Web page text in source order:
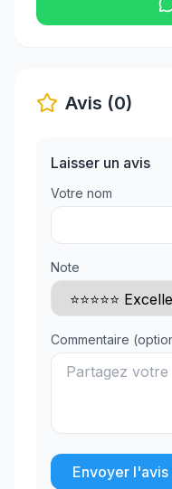
Avis (0)
Laisser un avis
Votre nom
Note
Commentaire
Envoyer l'avis